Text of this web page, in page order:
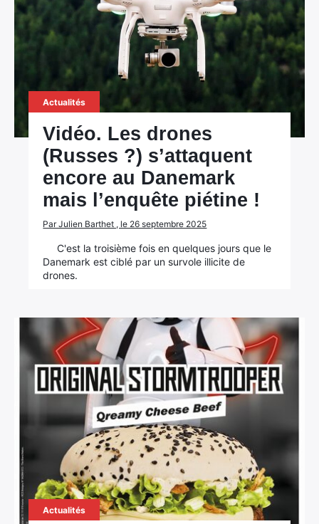
Actualités
Vidéo. Les drones
(Russes ?) s’attaquent
encore au Danemark
mais l’enquête piétine !
Par Julien Barthet , le 26 septembre 2025
C'est la troisième fois en quelques jours que le
Danemark est ciblé par un survole illicite de
drones.
Actualités